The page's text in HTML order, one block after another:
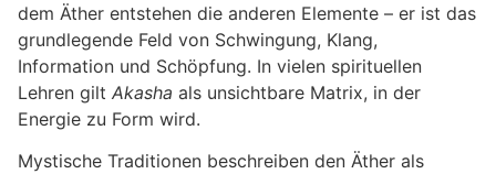
dem Äther entstehen die anderen Elemente – er ist das
grundlegende Feld von Schwingung, Klang,
Information und Schöpfung. In vielen spirituellen
Lehren gilt Akasha als unsichtbare Matrix, in der
Energie zu Form wird.
Mystische Traditionen beschreiben den Äther als